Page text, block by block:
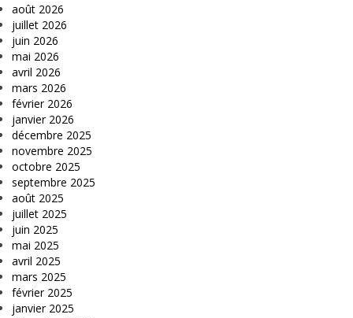
août 2026
juillet 2026
juin 2026
mai 2026
avril 2026
mars 2026
février 2026
janvier 2026
décembre 2025
novembre 2025
octobre 2025
septembre 2025
août 2025
juillet 2025
juin 2025
mai 2025
avril 2025
mars 2025
février 2025
janvier 2025